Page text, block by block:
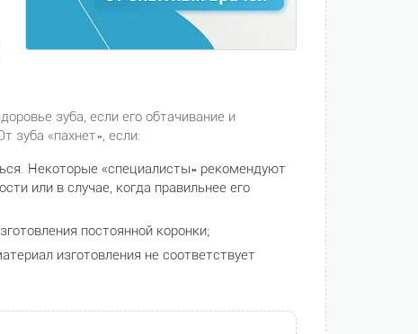
зуба, если его обтачивание и
зуба «пахнет», если:
Некоторые «специалисты» рекомендуют
или в случае, когда правильнее его
постоянной коронки;
изготовления не соответствует